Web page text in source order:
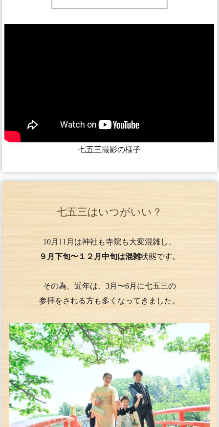
七五三撮影の様子
七五三はいつがいい？
10月11月は神社も寺院も大変混雑し、
９月下旬〜１２月中旬は混雑状態です。
その為、近年は、3月〜6月に七五三の
参拝をされる方も多くなってきました。